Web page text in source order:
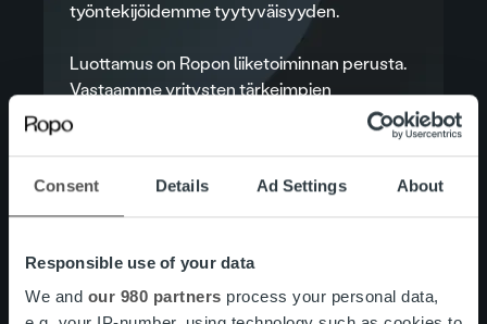
Consent Details Ad Settings About
Responsible use of your data
We and our 980 partners process your personal data,
työntekijöidemme tyytyväisyyden.
Luottamus on Ropon liiketoiminnan perusta.
Vastaamme yritysten tärkeimpien
prosessien toimivuudesta koko laskun
elinkaaren ja rahaliikenteen osalta laskujen
hallintaan. Palveluamme ja onnistumistamme
mitataan sekä suhteessa asiakkaisiimme että
vastuullisuusstrategiamme painopisteissä.